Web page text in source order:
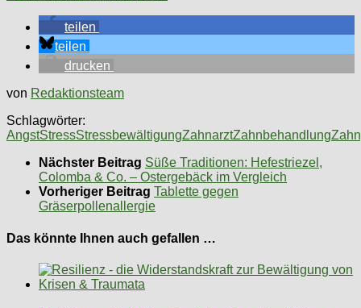
teilen
teilen
drucken
von Redaktionsteam
Schlagwörter:
AngstStressStressbewältigungZahnarztZahnbehandlung
Nächster Beitrag Süße Traditionen: Hefestriezel,
Colomba & Co. – Ostergebäck im Vergleich
Vorheriger Beitrag Tablette gegen
Gräserpollenallergie
Das könnte Ihnen auch gefallen …